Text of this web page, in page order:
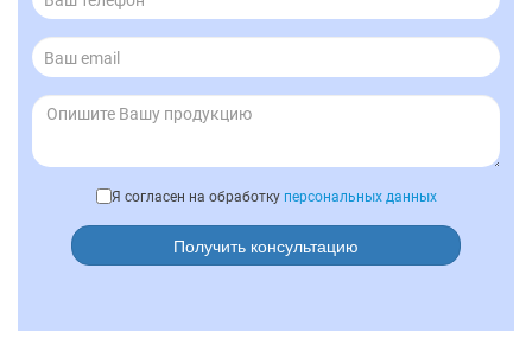
Я согласен на обработку персональных данных
Получить консультацию